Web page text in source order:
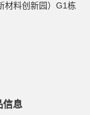
材料创新园）G1栋
信息